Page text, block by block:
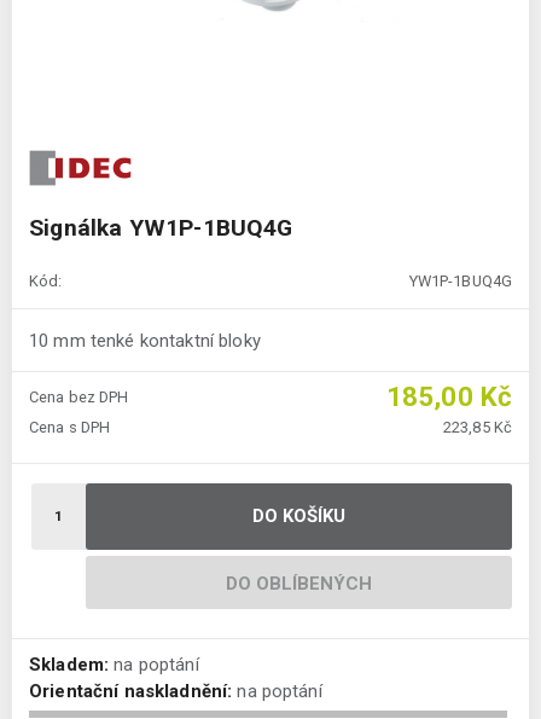
Signálka YW1P-1BUQ4G
Kód: YW1P-1BUQ4G
10 mm tenké kontaktní bloky
Cena bez DPH 185,00 Kč
Cena s DPH 223,85 Kč
DO KOŠÍKU
DO OBLÍBENÝCH
Skladem: na poptání
Orientační naskladnění: na poptání